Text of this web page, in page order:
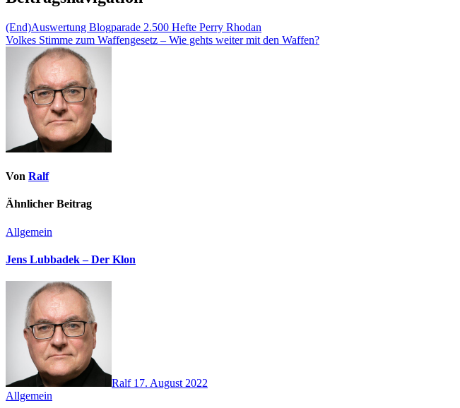
(End)Auswertung Blogparade 2.500 Hefte Perry Rhodan
Volkes Stimme zum Waffengesetz – Wie gehts weiter mit den Waffen?
Von Ralf
Ähnlicher Beitrag
Allgemein
Jens Lubbadek – Der Klon
Ralf 17. August 2022
Allgemein